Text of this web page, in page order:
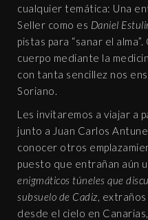
cualquier temática: Una
Seller como es Daniel
pistas para “sanar el
cuerpo mediante la
con tanta sencillez nos
Soriano.
Les invitaremos a viajar a
junto a Juan Carlos
conocer otros
puesto que entrañan aún
enigmáticos túneles que
subsuelo de Cadiz,
desde el cielo en